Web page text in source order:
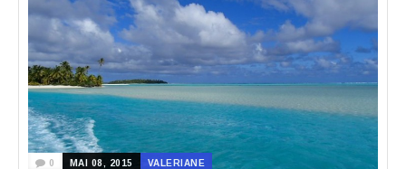
0 MAI 08, 2015 VALERIANE